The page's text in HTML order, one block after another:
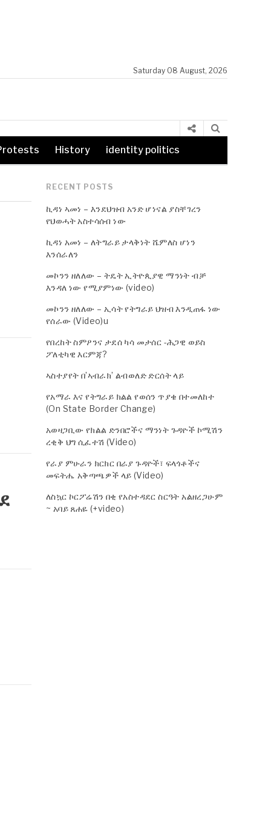
Saturday 08 August, 2026
History identity politics
RECENT POSTS
ኪዳነ ኣመነ – እንደህዝብ አንድ ሆነናል ያስቸገረን
የህወሓት አስተሳሰብ ነው
ኪዳነ አመነ – ለትግራይ ታላቅነት ሼምለስ ሆነን
እንሰራለን
መኮንን ዘለለው – ትዴት ኢትዮጲያዊ ማንነት ብቻ
እንዳለ ነው የሚያምነው (video)
መኮንን ዘለለው – ኢሳት የትግራይ ህዝብ እንዲጠፋ ነው
የሰራው (Video)u
የበረከት ስምዖንና ታደሰ ካሳ መታሰር -ሕጋዊ ወይስ
ፖለቲካዊ እርምጃ?
ኣስተያየት በ’ኣብራክ’ ልብወለድ ድርሰት ላይ
የአማራ እና የትግራይ ክልል የወሰን ጥያቄ በተመለከተ
(On State Border Change)
አወዛጋቢው የክልል ድንበሮችና ማንነት ጉዳዮች ኮሚሽን
ረቂቅ ህግ ሲፈተሽ (Video)
የራያ ምሁራን ክርክር በራያ ጉዳዮች፣ ፍላጎቶችና
መፍትሔ አቅጣጫዎች ላይ (Video)
ለስኳር ኮርፖሬሽን በቂ የአስተዳደር ስርዓት አልዘረጋሁም
~ አባይ ጸሐዬ (+video)